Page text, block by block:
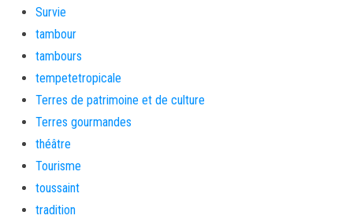
Survie
tambour
tambours
tempetetropicale
Terres de patrimoine et de culture
Terres gourmandes
théâtre
Tourisme
toussaint
tradition